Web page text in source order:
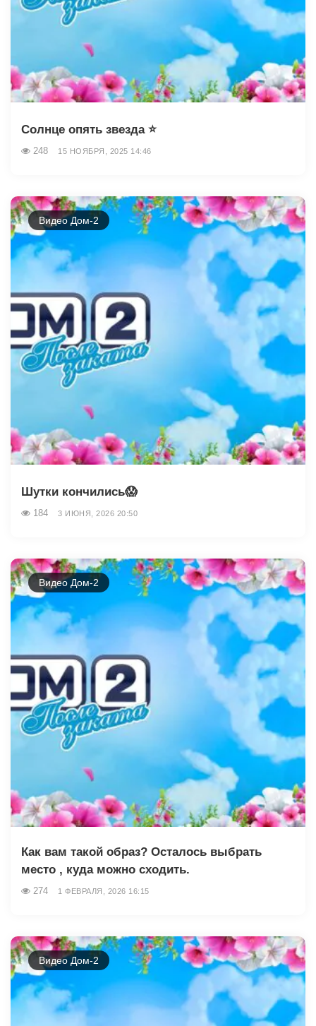
Солнце опять звезда ⭐️
248 15 НОЯБРЯ, 2025 14:46
Видео Дом-2
Шутки кончились😱
184 3 ИЮНЯ, 2026 20:50
Видео Дом-2
Как вам такой образ? Осталось выбрать
место , куда можно сходить.
274 1 ФЕВРАЛЯ, 2026 16:15
Видео Дом-2